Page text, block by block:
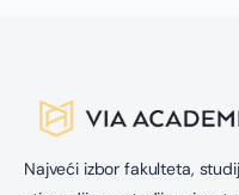
Najveći izbor fakulteta,